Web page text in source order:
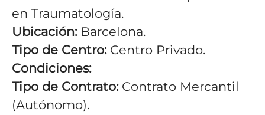
en Traumatología.
Ubicación:Barcelona.
Tipo de Centro:Centro Privado.
Condiciones:
Tipo de Contrato:Contrato Mercantil
(Autónomo).